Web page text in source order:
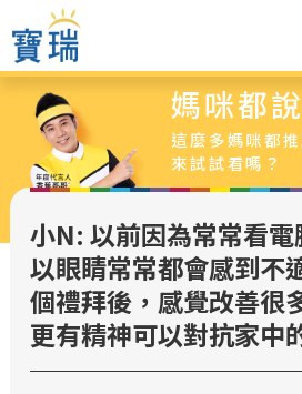
葉黃素怎麼選
醫生老實說
爸媽都說讚
葉黃素專區
最新活動
超值特惠組
銷售據點
媽咪都
這麼多媽咪都
來試試看嗎？
小N: 以前因為常常看
以眼睛常常都會感到不
個禮拜後，感覺改善很
更有精神可以對抗家中